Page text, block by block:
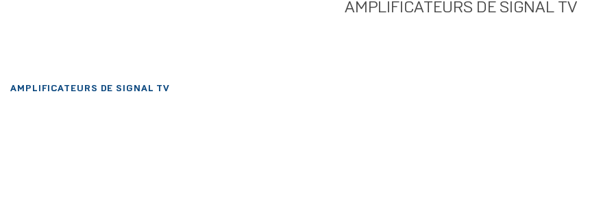
AMPLIFICATEURS DE SIGNAL TV
AMPLIFICATEURS DE SIGNAL TV